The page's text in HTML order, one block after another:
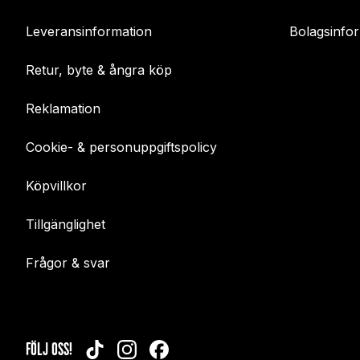
Leveransinformation
Retur, byte & ångra köp
Reklamation
Cookie- & personuppgiftspolicy
Köpvillkor
Tillgänglighet
Frågor & svar
FÖLJ OSS!